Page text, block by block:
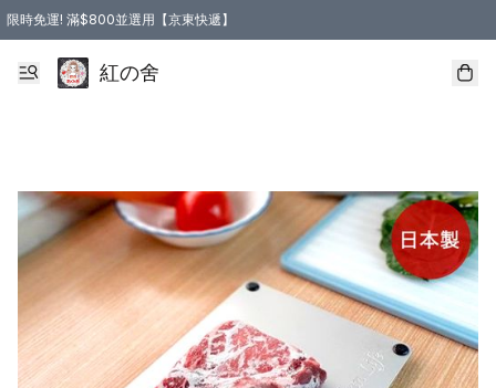
限時免運! 滿$800並選用【京東快遞】
紅の舍